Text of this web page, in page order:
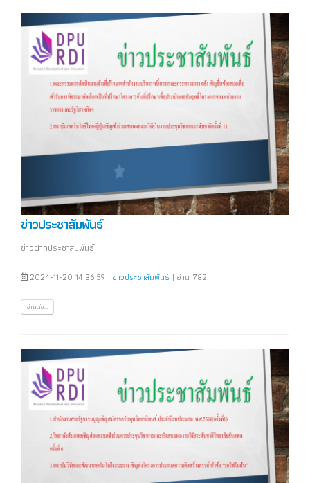
ข่าวประชาสัมพันธ์
ข่าวฝากประชาสัมพันธ์
2024-11-20 14:36:59 | ข่าวประชาสัมพันธ์| อ่าน 782
อ่านต่อ...